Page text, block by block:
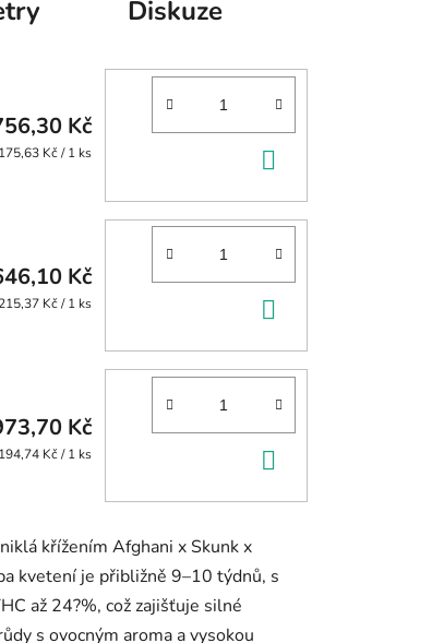
Diskuze
Kč
Měrná
175,63 Kč / 1 ks
KOŠÍKU
Kč
Měrná
215,37 Kč / 1 ks
KOŠÍKU
Kč
Měrná
194,74 Kč / 1 ks
KOŠÍKU